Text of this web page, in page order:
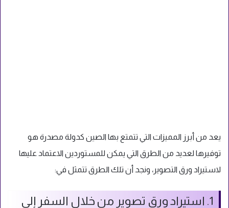
يعد من أبرز المميزات التي تتمتع بها الصين كدولة مصدرة هو
توفيرها لعديد من الطرق التي يمكن للمستوردين الاعتماد عليها
لاستيراد ورق التصوير، ونجد أن تلك الطرق تتمثل في:
1. استيراد ورق تصوير من خلال السفر إلى